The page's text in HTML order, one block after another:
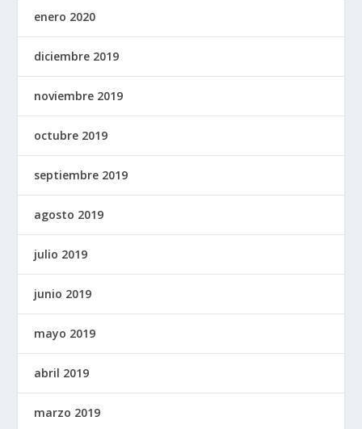
enero 2020
diciembre 2019
noviembre 2019
octubre 2019
septiembre 2019
agosto 2019
julio 2019
junio 2019
mayo 2019
abril 2019
marzo 2019